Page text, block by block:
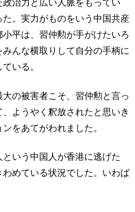
治力と広い人脈をもってい
。実力がものをいう中国共産
平は、習仲勲が手がけたいろ
んな横取りして自分の手柄に
いる。
の被害者こそ、習仲勲と言っ
ようやく釈放されたと思いき
をあてがわれました。
いう中国人が香港に逃げた
めている状況でした。いわば